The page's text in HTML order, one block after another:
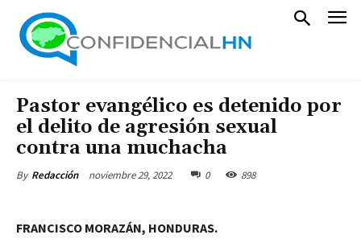
Pastor evangélico es detenido por
el delito de agresión sexual
contra una muchacha
By Redacción noviembre 29, 2022 0 898
FRANCISCO MORAZÁN, HONDURAS.